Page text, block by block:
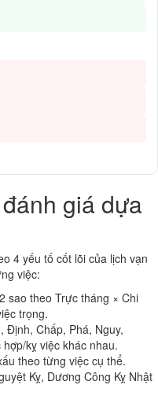
giá dựa
4 yếu tố cốt lõi của lịch vạn
việc:
sao theo Trực tháng × Chi
trọng.
Định, Chấp, Phá, Nguy,
kỵ việc khác nhau.
theo từng việc cụ thể.
Kỵ, Dương Công Kỵ Nhật